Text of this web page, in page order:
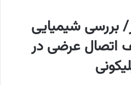
بررسی شیمیایی
عرضی در